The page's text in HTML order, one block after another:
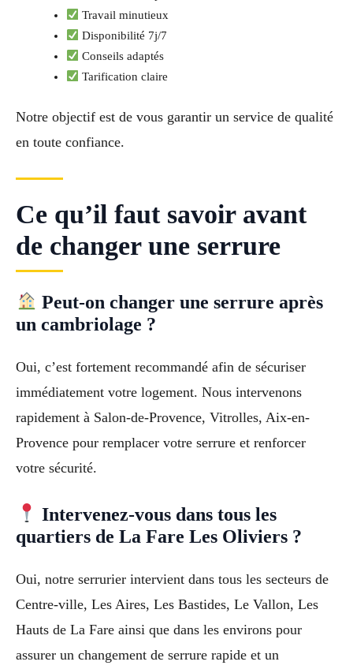
Travail minutieux
Disponibilité 7j/7
Conseils adaptés
Tarification claire
Notre objectif est de vous garantir un service de qualité
en toute confiance.
Ce qu’il faut savoir avant
de changer une serrure
Peut-on changer une serrure après
un cambriolage ?
Oui, c’est fortement recommandé afin de sécuriser
immédiatement votre logement. Nous intervenons
rapidement à Salon-de-Provence, Vitrolles, Aix-en-
Provence pour remplacer votre serrure et renforcer
votre sécurité.
Intervenez-vous dans tous les
quartiers de La Fare Les Oliviers ?
Oui, notre serrurier intervient dans tous les secteurs de
Centre-ville, Les Aires, Les Bastides, Le Vallon, Les
Hauts de La Fare ainsi que dans les environs pour
assurer un changement de serrure rapide et un